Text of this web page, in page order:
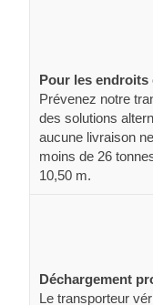
Pour les
Prévenez notre
des solutions
aucune livraison
moins de 26
10,50 m.
Déchargement
Le transporteur